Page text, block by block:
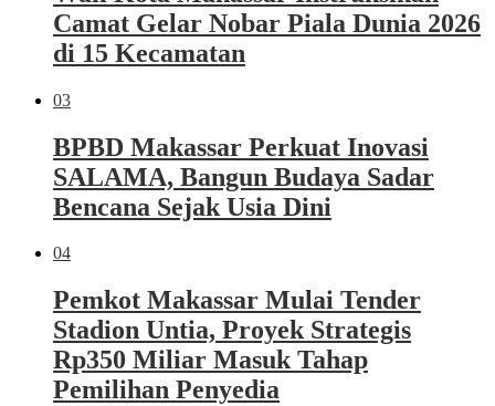
Camat Gelar Nobar Piala Dunia 2026
di 15 Kecamatan
03
BPBD Makassar Perkuat Inovasi
SALAMA, Bangun Budaya Sadar
Bencana Sejak Usia Dini
04
Pemkot Makassar Mulai Tender
Stadion Untia, Proyek Strategis
Rp350 Miliar Masuk Tahap
Pemilihan Penyedia